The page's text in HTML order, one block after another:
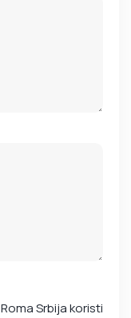
Srbija koristi